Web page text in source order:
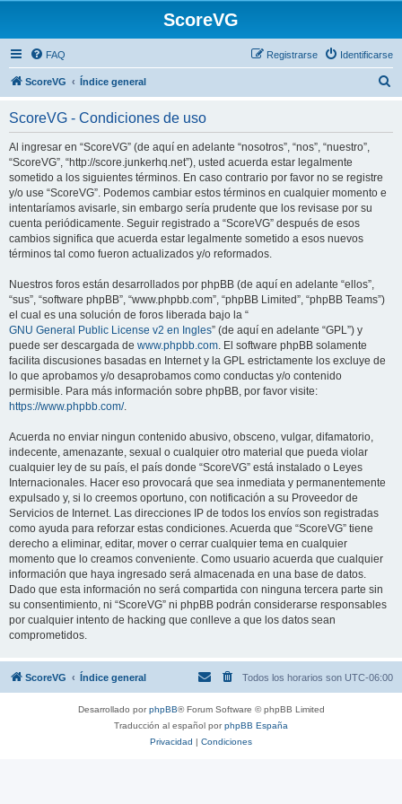
ScoreVG
FAQ Identificarse
Registrarse
ScoreVG Índice general
ScoreVG - Condiciones de uso
Al ingresar en “ScoreVG” (de aquí en adelante “nosotros”, “nos”, “nuestro”,
“ScoreVG”, “http://score.junkerhq.net”), usted acuerda estar legalmente
sometido a los siguientes términos. En caso contrario por favor no se registre
y/o use “ScoreVG”. Podemos cambiar estos términos en cualquier momento e
intentaríamos avisarle, sin embargo sería prudente que los revisase por su
cuenta periódicamente. Seguir registrado a “ScoreVG” después de esos
cambios significa que acuerda estar legalmente sometido a esos nuevos
términos tal como fueron actualizados y/o reformados.
Nuestros foros están desarrollados por phpBB (de aquí en adelante “ellos”,
“sus”, “software phpBB”, “www.phpbb.com”, “phpBB Limited”, “phpBB Teams”)
el cual es una solución de foros liberada bajo la “
GNU General Public License v2 en Ingles” (de aquí en adelante “GPL”) y
puede ser descargada de www.phpbb.com. El software phpBB solamente
facilita discusiones basadas en Internet y la GPL estrictamente los excluye de
lo que aprobamos y/o desaprobamos como conductas y/o contenido
permisible. Para más información sobre phpBB, por favor visite:
https://www.phpbb.com/.
Acuerda no enviar ningun contenido abusivo, obsceno, vulgar, difamatorio,
indecente, amenazante, sexual o cualquier otro material que pueda violar
cualquier ley de su país, el país donde “ScoreVG” está instalado o Leyes
Internacionales. Hacer eso provocará que sea inmediata y permanentemente
expulsado y, si lo creemos oportuno, con notificación a su Proveedor de
Servicios de Internet. Las direcciones IP de todos los envíos son registradas
como ayuda para reforzar estas condiciones. Acuerda que “ScoreVG” tiene
derecho a eliminar, editar, mover o cerrar cualquier tema en cualquier
momento que lo creamos conveniente. Como usuario acuerda que cualquier
información que haya ingresado será almacenada en una base de datos.
Dado que esta información no será compartida con ninguna tercera parte sin
su consentimiento, ni “ScoreVG” ni phpBB podrán considerarse responsables
por cualquier intento de hacking que conlleve a que los datos sean
comprometidos.
ScoreVG Índice general Todos los horarios son UTC-06:00
Desarrollado porphpBB® Forum Software © phpBB Limited
Traducción al español porphpBB España
Privacidad | Condiciones